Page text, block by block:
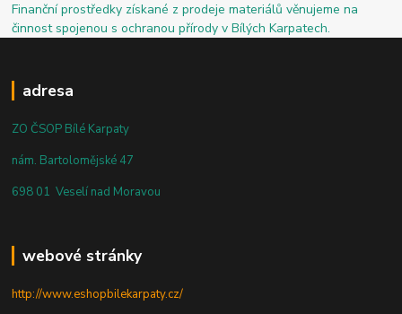
Finanční prostředky získané z prodeje materiálů věnujeme na
činnost spojenou s ochranou přírody v Bílých Karpatech.
adresa
ZO ČSOP Bílé Karpaty
nám. Bartolomějské 47
698 01 Veselí nad Moravou
webové stránky
http://www.eshopbilekarpaty.cz/